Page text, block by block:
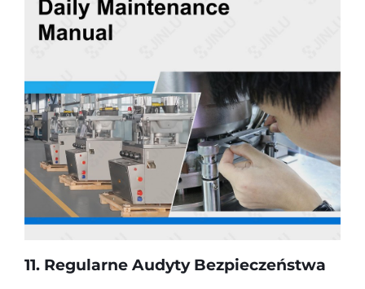
11. Regularne Audyty Bezpieczeństwa